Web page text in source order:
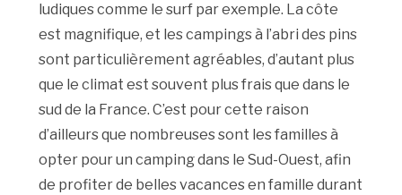
ludiques comme le surf par exemple. La côte
est magnifique, et les campings à l’abri des pins
sont particulièrement agréables, d’autant plus
que le climat est souvent plus frais que dans le
sud de la France. C’est pour cette raison
d’ailleurs que nombreuses sont les familles à
opter pour un camping dans le Sud-Ouest, afin
de profiter de belles vacances en famille durant